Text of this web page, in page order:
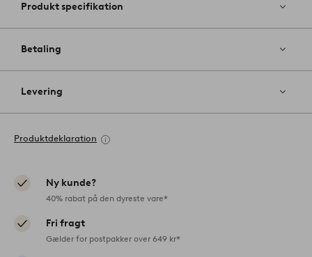
Produkt specifikation
Betaling
Levering
Produktdeklaration
Ny kunde?
40% rabat på den dyreste vare*
Fri fragt
Gælder for postpakker over 649 kr*